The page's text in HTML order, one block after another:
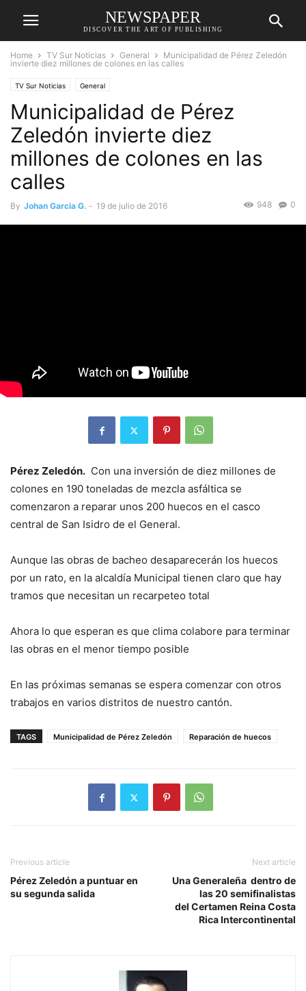
NEWSPAPER
DISCOVER THE ART OF PUBLISHING
Home TV Sur Noticias General
Municipalidad de Pérez Zeledón
invierte diez millones de colones en las calles
TV Sur Noticias General
Municipalidad de Pérez
Zeledón invierte diez
millones de colones en las
calles
By Johan Garcia G. - 19 de julio de 2016 0
948
Pérez Zeledón. Con una inversión de diez millones de
colones en 190 toneladas de mezcla asfáltica se
comenzaron a reparar unos 200 huecos en el casco
central de San Isidro de el General.
Aunque las obras de bacheo desaparecerán los huecos
por un rato, en la alcaldía Municipal tienen claro que hay
tramos que necesitan un recarpeteo total
Ahora lo que esperan es que clima colabore para terminar
las obras en el menor tiempo posible
En las próximas semanas se espera comenzar con otros
trabajos en varios distritos de nuestro cantón.
TAGS Municipalidad de Pérez Zeledón Reparación de huecos
Previous article
Pérez Zeledón a puntuar en
su segunda salida
Next article
Una Generaleña dentro de
las 20 semifinalistas
del Certamen Reina Costa
Rica Intercontinental